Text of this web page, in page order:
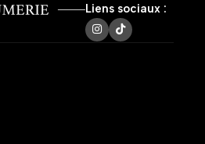
Liens sociaux :